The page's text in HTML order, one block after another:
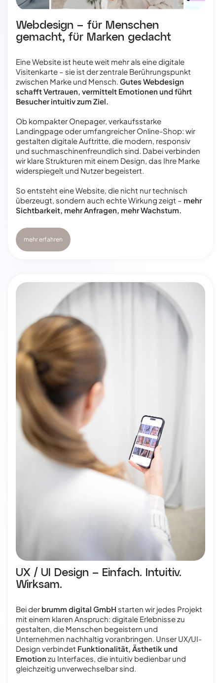
Webdesign – für Menschen
gemacht, für Marken gedacht
Eine Website ist heute weit mehr als eine digitale
Visitenkarte – sie ist der zentrale Berührungspunkt
zwischen Marke und Mensch. Gutes Webdesign
schafft Vertrauen, vermittelt Emotionen und führt
Besucher intuitiv zum Ziel.
Ob kompakter Onepager, verkaufsstarke
Landingpage oder umfangreicher Online-Shop: wir
gestalten digitale Auftritte, die modern, responsiv
und suchmaschinenfreundlich sind. Dabei verbinden
wir klare Strukturen mit einem Design, das Ihre Marke
widerspiegelt und Nutzer begeistert.
So entsteht eine Website, die nicht nur technisch
überzeugt, sondern auch echte Wirkung zeigt – mehr
Sichtbarkeit, mehr Anfragen, mehr Wachstum.
mehr erfahren
UX / UI Design – Einfach. Intuitiv.
Wirksam.
Bei der brumm digital GmbH starten wir jedes Projekt
mit einem klaren Anspruch: digitale Erlebnisse zu
gestalten, die Menschen begeistern und
Unternehmen nachhaltig voranbringen. Unser UX/UI-
Design verbindet Funktionalität, Ästhetik und
Emotion zu Interfaces, die intuitiv bedienbar und
gleichzeitig unverwechselbar sind.